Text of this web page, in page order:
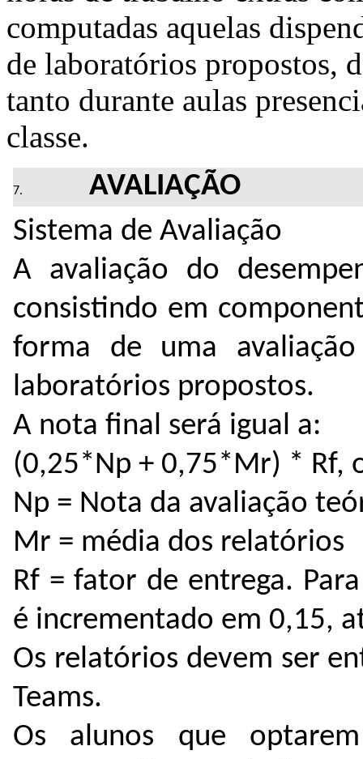
computadas aquelas
de laboratórios propostos,
tanto durante aulas
classe.
AVALIAÇÃO
Sistema de Avaliação
A avaliação do
consistindo em
forma de uma
laboratórios propostos.
A nota final será igual a:
(0,25*Np + 0,75*Mr) * Rf,
Np = Nota da avaliação
Mr = média dos relatórios
Rf = fator de entrega.
é incrementado em 0,15,
Os relatórios devem ser
Teams.
Os alunos que